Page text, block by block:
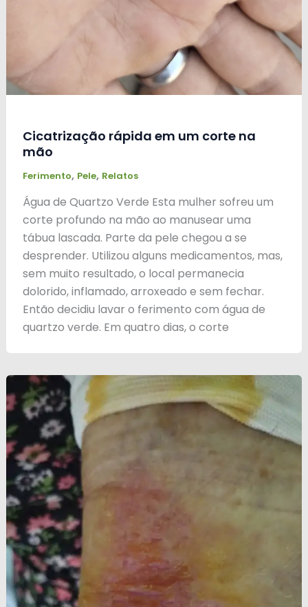
Cicatrização rápida em um corte na
mão
Ferimento, Pele, Relatos
Água de Quartzo Verde Esta mulher sofreu um
corte profundo na mão ao manusear uma
tábua lascada. Parte da pele chegou a se
desprender. Utilizou alguns medicamentos, mas,
sem muito resultado, o local permanecia
dolorido, inflamado, arroxeado e sem fechar.
Então decidiu lavar o ferimento com água de
quartzo verde. Em quatro dias, o corte